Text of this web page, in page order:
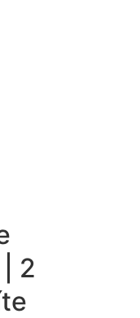
2